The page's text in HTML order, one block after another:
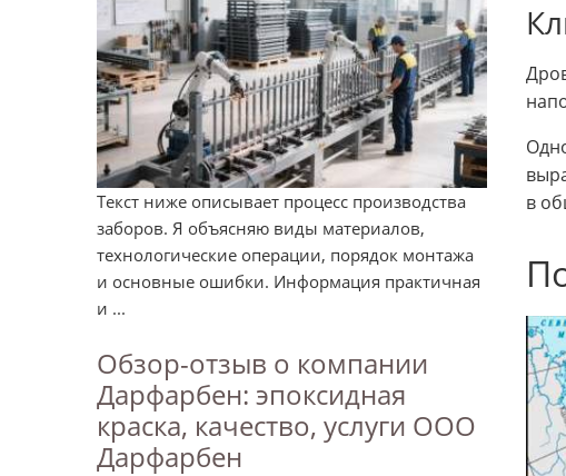
Текст ниже описывает процесс производства
заборов. Я объясняю виды материалов,
технологические операции, порядок монтажа
и основные ошибки. Информация практичная
и ...
Обзор-отзыв о компании
Дарфарбен: эпоксидная
краска, качество, услуги ООО
Дарфарбен
в